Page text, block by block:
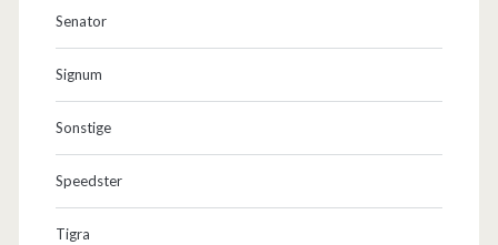
Senator
Signum
Sonstige
Speedster
Tigra